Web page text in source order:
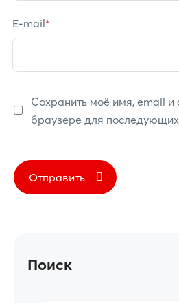
E-mail*
Сохранить моё имя, email и
браузере для
Поиск